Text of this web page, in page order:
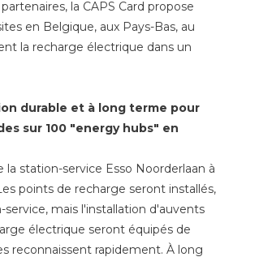
la CAPS Card propose
en Belgique, aux Pays-Bas, au
la recharge électrique dans un
durable et à long terme pour
sur 100 "energy hubs" en
station-service Esso Noorderlaan à
points de recharge seront installés,
mais l'installation d'auvents
électrique seront équipés de
reconnaissent rapidement. À long